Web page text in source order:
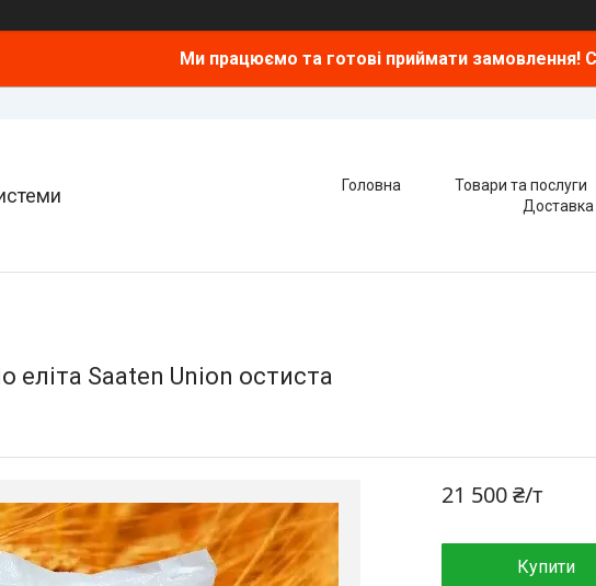
Ми працюємо та готові приймати замовлення!
Головна Товари та послуги
Доставка
еліта Saaten Union остиста
21 500 ₴/т
Купити